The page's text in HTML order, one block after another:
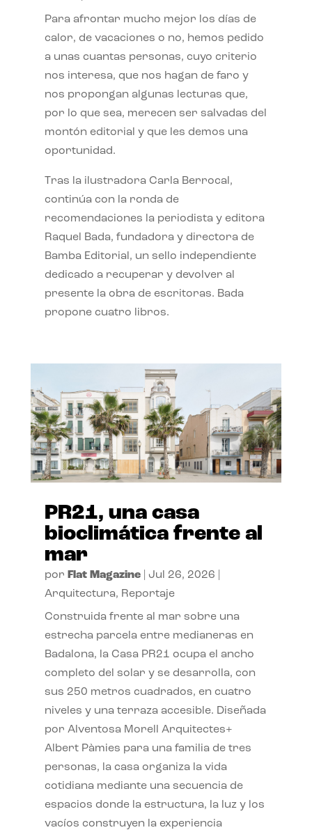
Para afrontar mucho mejor los días de
calor, de vacaciones o no, hemos pedido
a unas cuantas personas, cuyo criterio
nos interesa, que nos hagan de faro y
nos propongan algunas lecturas que,
por lo que sea, merecen ser salvadas del
montón editorial y que les demos una
oportunidad.
Tras la ilustradora Carla Berrocal,
continúa con la ronda de
recomendaciones la periodista y editora
Raquel Bada, fundadora y directora de
Bamba Editorial, un sello independiente
dedicado a recuperar y devolver al
presente la obra de escritoras. Bada
propone cuatro libros.
PR21, una casa
bioclimática frente al
mar
por Flat Magazine| Jul 26, 2026
Arquitectura, Reportaje
Construida frente al mar sobre una
estrecha parcela entre medianeras en
Badalona, la Casa PR21 ocupa el ancho
completo del solar y se desarrolla, con
sus 250 metros cuadrados, en cuatro
niveles y una terraza accesible. Diseñada
por Alventosa Morell Arquitectes+
Albert Pàmies para una familia de tres
personas, la casa organiza la vida
cotidiana mediante una secuencia de
espacios donde la estructura, la luz y los
vacíos construyen la experiencia